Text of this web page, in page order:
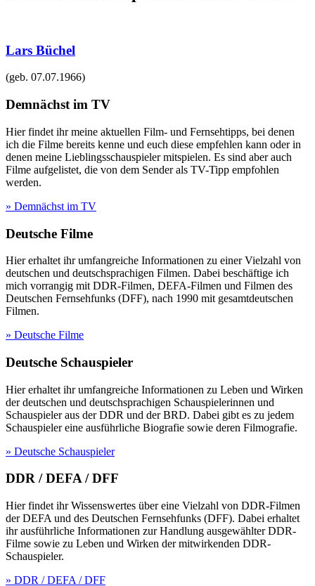
Lars Büchel
(geb. 07.07.1966)
Demnächst im TV
Hier findet ihr meine aktuellen Film- und Fernsehtipps, bei denen
ich die Filme bereits kenne und euch diese empfehlen kann oder in
denen meine Lieblingsschauspieler mitspielen. Es sind aber auch
Filme aufgelistet, die von dem Sender als TV-Tipp empfohlen
werden.
» Demnächst im TV
Deutsche Filme
Hier erhaltet ihr umfangreiche Informationen zu einer Vielzahl von
deutschen und deutschsprachigen Filmen. Dabei beschäftige ich
mich vorrangig mit DDR-Filmen, DEFA-Filmen und Filmen des
Deutschen Fernsehfunks (DFF), nach 1990 mit gesamtdeutschen
Filmen.
» Deutsche Filme
Deutsche Schauspieler
Hier erhaltet ihr umfangreiche Informationen zu Leben und Wirken
der deutschen und deutschsprachigen Schauspielerinnen und
Schauspieler aus der DDR und der BRD. Dabei gibt es zu jedem
Schauspieler eine ausführliche Biografie sowie deren Filmografie.
» Deutsche Schauspieler
DDR / DEFA / DFF
Hier findet ihr Wissenswertes über eine Vielzahl von DDR-Filmen
der DEFA und des Deutschen Fernsehfunks (DFF). Dabei erhaltet
ihr ausführliche Informationen zur Handlung ausgewählter DDR-
Filme sowie zu Leben und Wirken der mitwirkenden DDR-
Schauspieler.
» DDR / DEFA / DFF